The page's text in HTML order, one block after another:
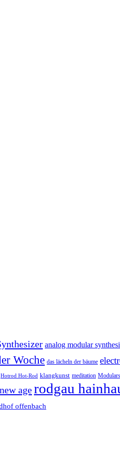
analog modular
Woche das lächeln der bäume
Hotrod Hot-Rod klangkunst meditation
agerodgau
offenbach